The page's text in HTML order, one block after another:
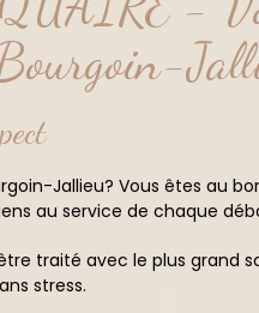
Jallieu? Vous êtes au
au service de chaque
traité avec le plus grand
stress.